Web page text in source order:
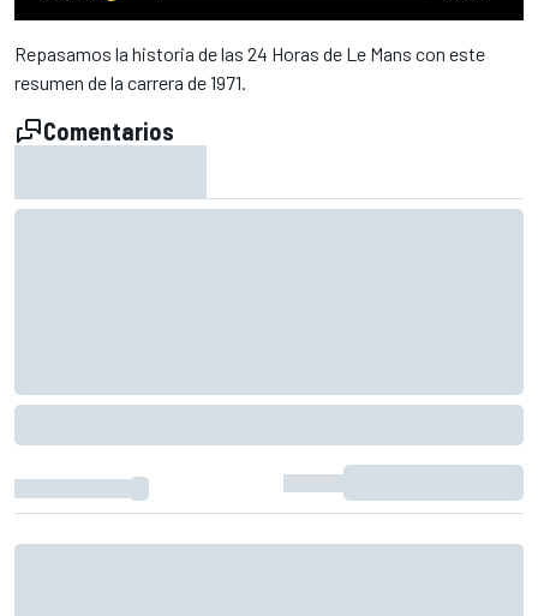
Repasamos la historia de las 24 Horas de Le Mans con este
resumen de la carrera de 1971.
Comentarios